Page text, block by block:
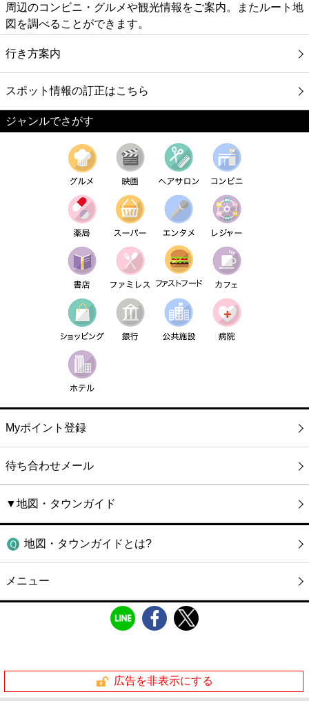
周辺のコンビニ・グルメや観光情報をご案内。またルート地
図を調べることができます。
行き方案内
スポット情報の訂正はこちら
ジャンルでさがす
Myポイント登録
待ち合わせメール
▼地図・タウンガイド
地図・タウンガイドとは?
メニュー
広告を非表示にする